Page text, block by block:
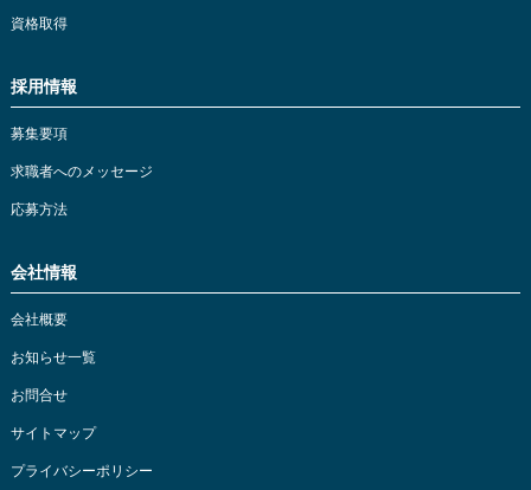
資格取得
採用情報
募集要項
求職者へのメッセージ
応募方法
会社情報
会社概要
お知らせ一覧
お問合せ
サイトマップ
プライバシーポリシー